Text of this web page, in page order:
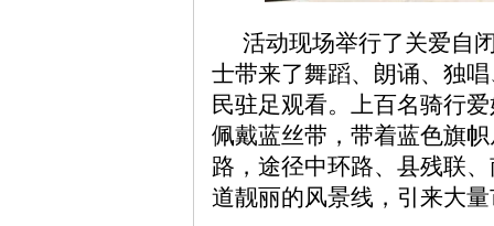
活动现场举行了关爱自
士带来了舞蹈、朗诵、独
民驻足观看。上百名骑行
佩戴蓝丝带，带着蓝色旗
路，途径中环路、县残联
道靓丽的风景线，引来大